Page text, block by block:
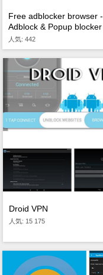
Free adblocker browser -
Adblock & Popup blocker
人気: 442
Droid VPN
人気: 15 175